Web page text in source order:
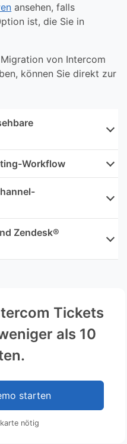
ansehen, falls
ist, die Sie in
von Intercom
können Sie direkt zur
Workflow
Zendesk®
Tickets
als 10
starten
nötig